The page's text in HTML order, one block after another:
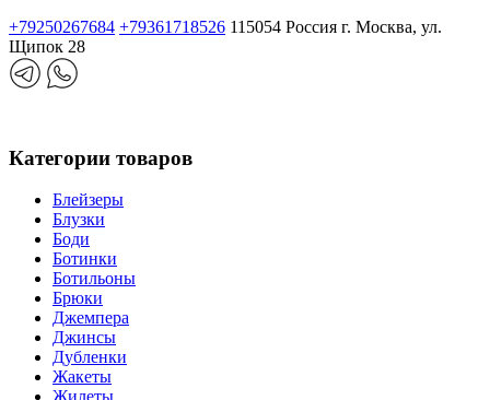
+79250267684 +79361718526 115054 Россия г. Москва, ул.
Щипок 28
Категории товаров
Блейзеры
Блузки
Боди
Ботинки
Ботильоны
Брюки
Джемпера
Джинсы
Дубленки
Жакеты